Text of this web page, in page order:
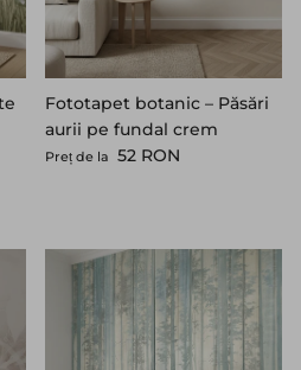
Fototapet botanic – Păsări
aurii pe fundal crem
Preț standard
Preț de la 52 RON